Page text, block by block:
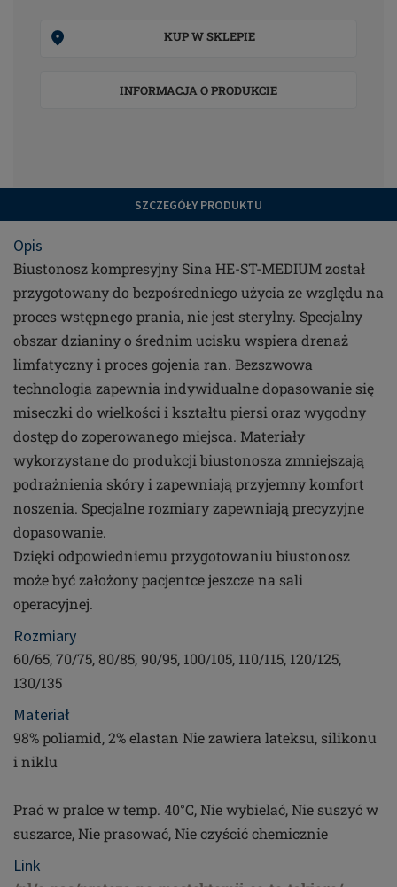
KUP W SKLEPIE
INFORMACJA O PRODUKCIE
SZCZEGÓŁY PRODUKTU
Opis
Biustonosz kompresyjny Sina HE-ST-MEDIUM został
przygotowany do bezpośredniego użycia ze względu na
proces wstępnego prania, nie jest sterylny. Specjalny
obszar dzianiny o średnim ucisku wspiera drenaż
limfatyczny i proces gojenia ran. Bezszwowa
technologia zapewnia indywidualne dopasowanie się
miseczki do wielkości i kształtu piersi oraz wygodny
dostęp do zoperowanego miejsca. Materiały
wykorzystane do produkcji biustonosza zmniejszają
podrażnienia skóry i zapewniają przyjemny komfort
noszenia. Specjalne rozmiary zapewniają precyzyjne
dopasowanie.
Dzięki odpowiedniemu przygotowaniu biustonosz
może być założony pacjentce jeszcze na sali
operacyjnej.
Rozmiary
60/65, 70/75, 80/85, 90/95, 100/105, 110/115, 120/125,
130/135
Materiał
98% poliamid, 2% elastan Nie zawiera lateksu, silikonu
i niklu
Prać w pralce w temp. 40°C, Nie wybielać, Nie suszyć w
suszarce, Nie prasować, Nie czyścić chemicznie
Link